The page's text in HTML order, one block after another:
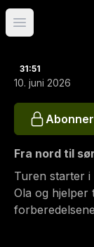
Åpne
31:51
10. juni 2026
Abonner
Fra nord til
Turen starter
Ola og hjelper